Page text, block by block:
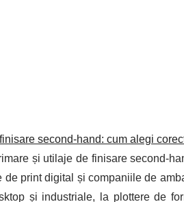
second‑hand: cum alegi
și utilaje de finisare
print digital și companiile de
și industriale, la plottere de